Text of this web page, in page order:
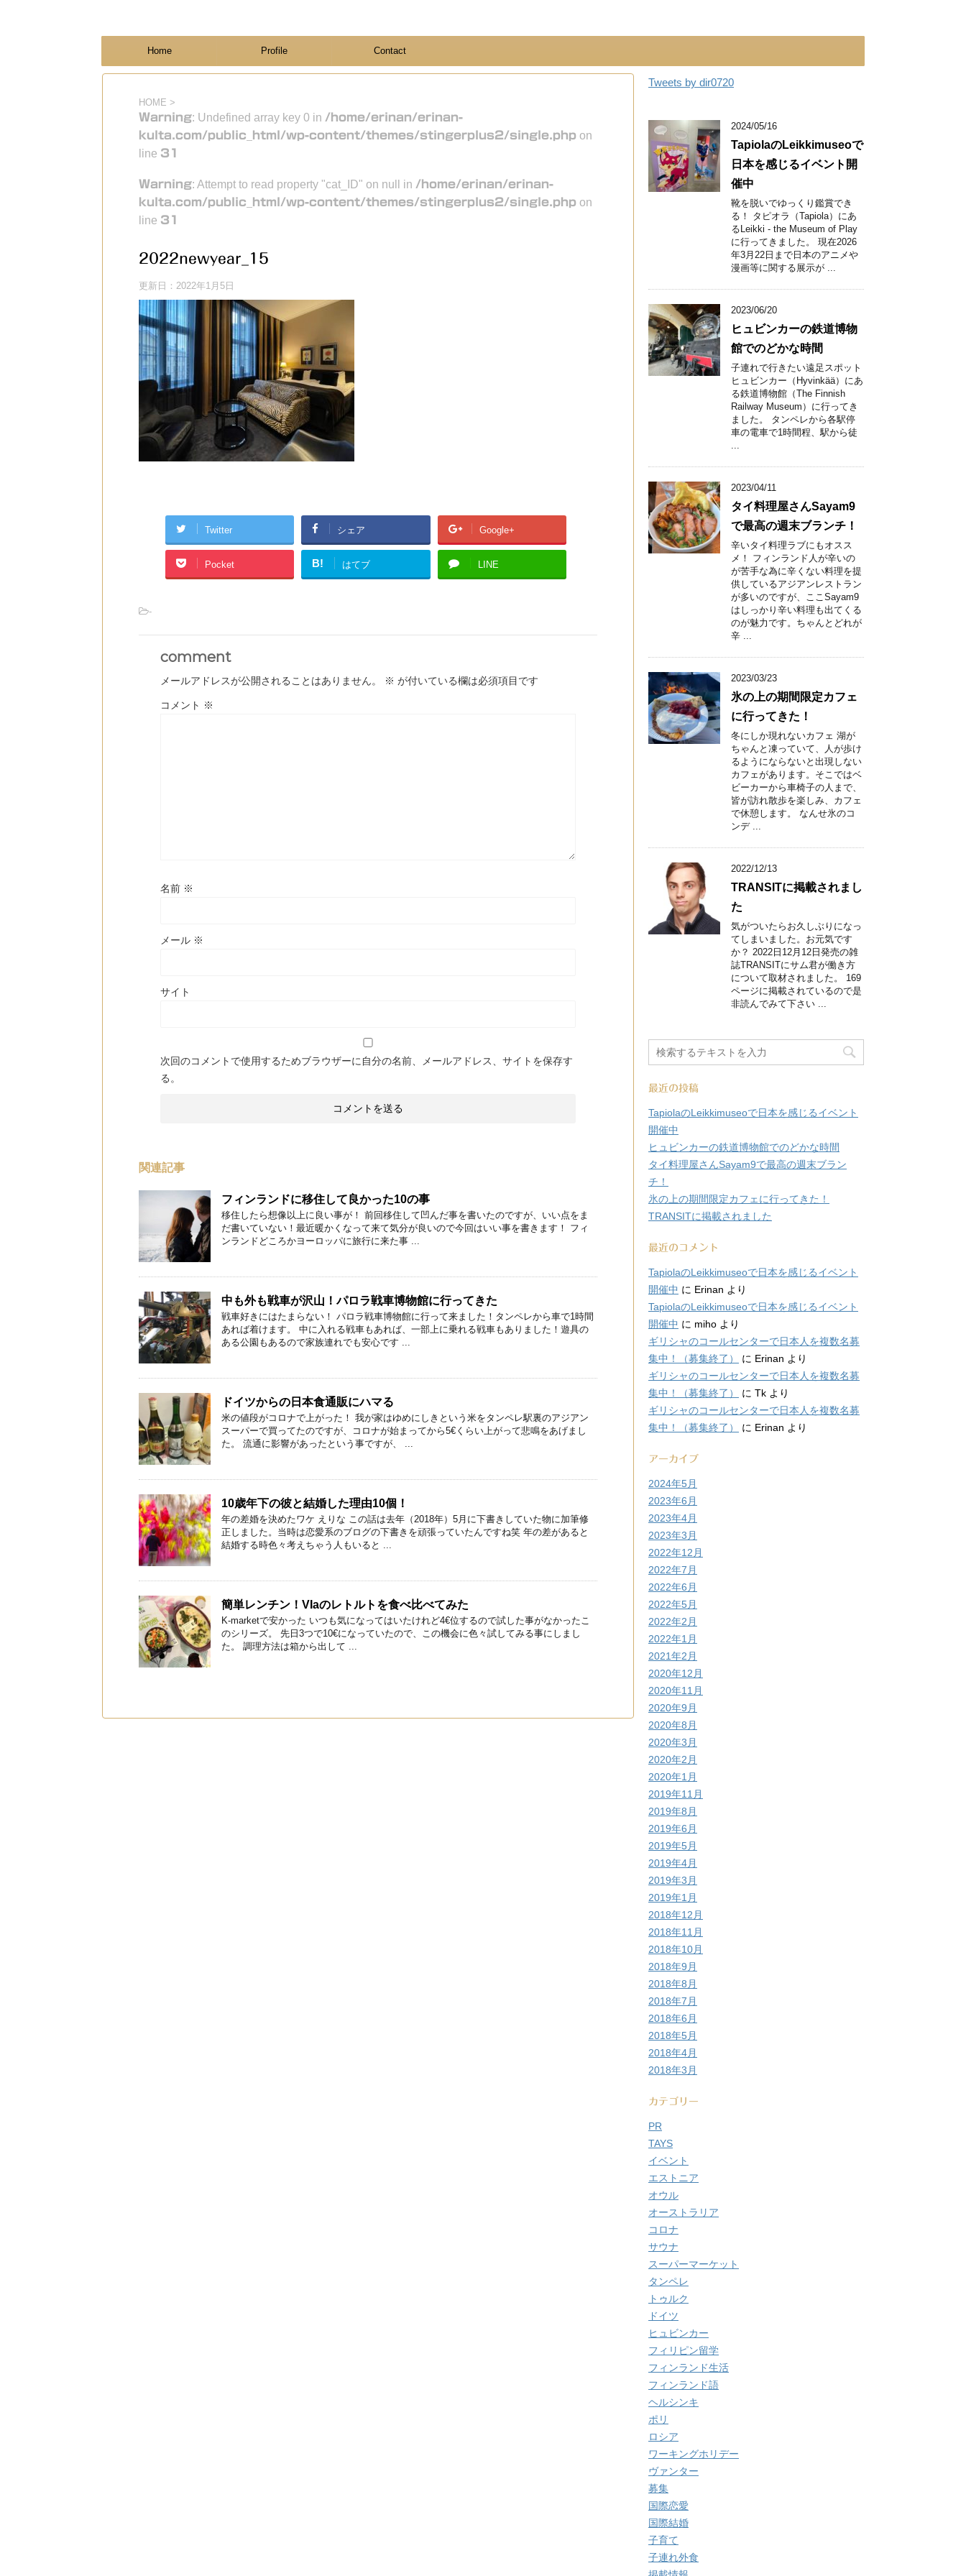
Home Profile Contact
HOME >
Warning: Undefined array key 0 in /home/erinan/erinan-
kulta.com/public_html/wp-content/themes/stingerplus2/single.php on
line 31
Warning: Attempt to read property "cat_ID" on null in /home/erinan/erinan-
kulta.com/public_html/wp-content/themes/stingerplus2/single.php on
line 31
2022newyear_15
更新日： 2022年1月5日
Twitter シェア Google+
Pocket B! はてブ LINE
-
comment
メールアドレスが公開されることはありません。 ※ が付いている欄は必須項目です
コメント ※
名前 ※
メール ※
サイト
次回のコメントで使用するためブラウザーに自分の名前、メールアドレス、サイトを保存す
る。
関連記事
フィンランドに移住して良かった10の事
移住したら想像以上に良い事が！ 前回移住して凹んだ事を書いたのですが、いい点をま
だ書いていない！最近暖かくなって来て気分が良いので今回はいい事を書きます！ フィ
ンランドどころかヨーロッパに旅行に来た事 ...
中も外も戦車が沢山！パロラ戦車博物館に行ってきた
戦車好きにはたまらない！ パロラ戦車博物館に行って来ました！タンペレから車で1時間
あれば着けます。 中に入れる戦車もあれば、一部上に乗れる戦車もありました！遊具の
ある公園もあるので家族連れでも安心です ...
ドイツからの日本食通販にハマる
米の値段がコロナで上がった！ 我が家はゆめにしきという米をタンペレ駅裏のアジアン
スーパーで買ってたのですが、コロナが始まってから5€くらい上がって悲鳴をあげまし
た。 流通に影響があったという事ですが、 ...
10歳年下の彼と結婚した理由10個！
年の差婚を決めたワケ えりな この話は去年（2018年）5月に下書きしていた物に加筆修
正しました。当時は恋愛系のブログの下書きを頑張っていたんですね笑 年の差があると
結婚する時色々考えちゃう人もいると ...
簡単レンチン！VIaのレトルトを食べ比べてみた
K-marketで安かった いつも気になってはいたけれど4€位するので試した事がなかったこ
のシリーズ。 先日3つで10€になっていたので、この機会に色々試してみる事にしまし
た。 調理方法は箱から出して ...
Tweets by dir0720
2024/05/16
TapiolaのLeikkimuseoで
日本を感じるイベント開
催中
靴を脱いでゆっくり鑑賞でき
る！ タピオラ（Tapiola）にあ
るLeikki - the Museum of Play
に行ってきました。 現在2026
年3月22日まで日本のアニメや
漫画等に関する展示が ...
2023/06/20
ヒュビンカーの鉄道博物
館でのどかな時間
子連れで行きたい遠足スポット
ヒュビンカー（Hyvinkää）にあ
る鉄道博物館（The Finnish
Railway Museum）に行ってき
ました。 タンペレから各駅停
車の電車で1時間程、駅から徒
...
2023/04/11
タイ料理屋さんSayam9
で最高の週末ブランチ！
辛いタイ料理ラブにもオスス
メ！ フィンランド人が辛いの
が苦手な為に辛くない料理を提
供しているアジアンレストラン
が多いのですが、ここSayam9
はしっかり辛い料理も出てくる
のが魅力です。ちゃんとどれが
辛 ...
2023/03/23
氷の上の期間限定カフェ
に行ってきた！
冬にしか現れないカフェ 湖が
ちゃんと凍っていて、人が歩け
るようにならないと出現しない
カフェがあります。そこではベ
ビーカーから車椅子の人まで、
皆が訪れ散歩を楽しみ、カフェ
で休憩します。 なんせ氷のコ
ンデ ...
2022/12/13
TRANSITに掲載されまし
た
気がついたらお久しぶりになっ
てしまいました。お元気です
か？ 2022日12月12日発売の雑
誌TRANSITにサム君が働き方
について取材されました。 169
ページに掲載されているので是
非読んでみて下さい ...
最近の投稿
TapiolaのLeikkimuseoで日本を感じるイベント
開催中
ヒュビンカーの鉄道博物館でのどかな時間
タイ料理屋さんSayam9で最高の週末ブラン
チ！
氷の上の期間限定カフェに行ってきた！
TRANSITに掲載されました
最近のコメント
TapiolaのLeikkimuseoで日本を感じるイベント
開催中 に Erinan より
TapiolaのLeikkimuseoで日本を感じるイベント
開催中 に miho より
ギリシャのコールセンターで日本人を複数名募
集中！（募集終了）
に Erinan より
ギリシャのコールセンターで日本人を複数名募
集中！（募集終了）
に Tk より
ギリシャのコールセンターで日本人を複数名募
集中！（募集終了）
に Erinan より
アーカイブ
2024年5月
2023年6月
2023年4月
2023年3月
2022年12月
2022年7月
2022年6月
2022年5月
2022年2月
2022年1月
2021年2月
2020年12月
2020年11月
2020年9月
2020年8月
2020年3月
2020年2月
2020年1月
2019年11月
2019年8月
2019年6月
2019年5月
2019年4月
2019年3月
2019年1月
2018年12月
2018年11月
2018年10月
2018年9月
2018年8月
2018年7月
2018年6月
2018年5月
2018年4月
2018年3月
カテゴリー
PR
TAYS
イベント
エストニア
オウル
オーストラリア
コロナ
サウナ
スーパーマーケット
タンペレ
トゥルク
ドイツ
ヒュビンカー
フィリピン留学
フィンランド生活
フィンランド語
ヘルシンキ
ポリ
ロシア
ワーキングホリデー
ヴァンター
募集
国際恋愛
国際結婚
子育て
子連れ外食